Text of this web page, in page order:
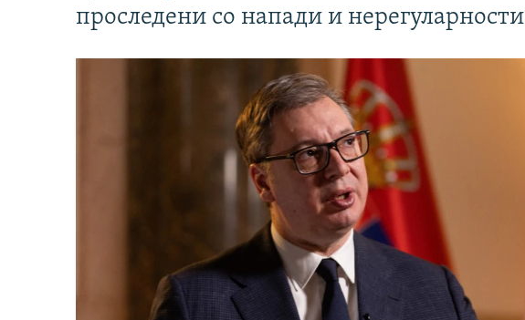
проследени со напади и нерегуларности